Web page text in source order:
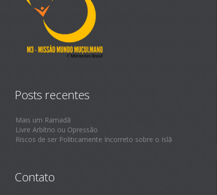
Posts recentes
Mais um Ramadã
Livre Arbítrio ou Opressão
Riscos de ser Politicamente Incorreto sobre o Islã
Contato